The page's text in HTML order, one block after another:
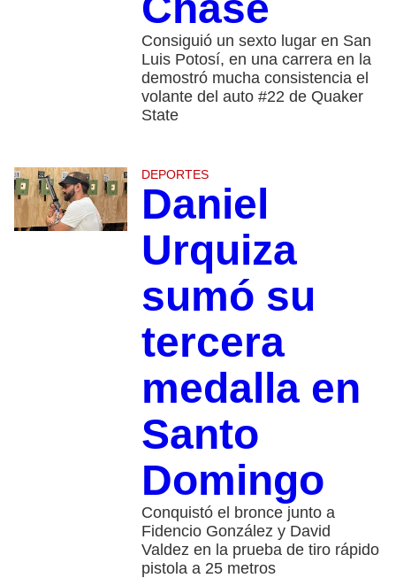
Consiguió un sexto lugar en San
Luis Potosí, en una carrera en la
demostró mucha consistencia el
volante del auto #22 de Quaker
State
DEPORTES
Daniel
Urquiza
sumó su
tercera
medalla en
Santo
Domingo
Conquistó el bronce junto a
Fidencio González y David
Valdez en la prueba de tiro rápido
pistola a 25 metros